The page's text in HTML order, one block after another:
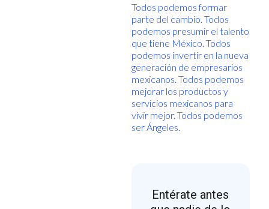
Todos podemos formar
parte del cambio. Todos
podemos presumir el talento
que tiene México. Todos
podemos invertir en la nueva
generación de empresarios
mexicanos. Todos podemos
mejorar los productos y
servicios mexicanos para
vivir mejor. Todos podemos
ser Ángeles.
Entérate antes